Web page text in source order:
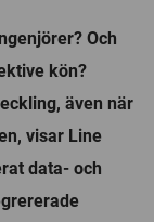
Och
kön?
även när
visar Line
data- och